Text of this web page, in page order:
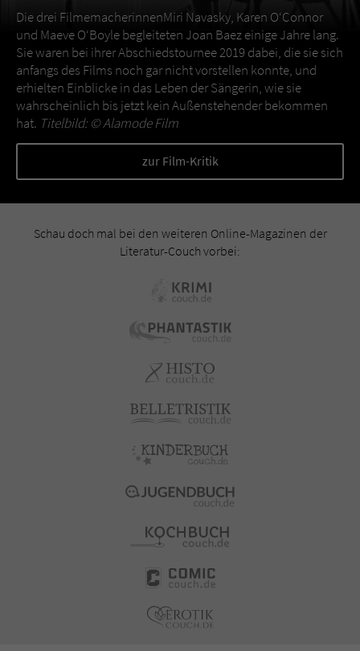
Die drei FilmemacherinnenMiri Navasky, Karen O‘Connor
und Maeve O‘Boyle begleiteten Joan Baez einige Jahre lang.
Sie waren bei ihrer Abschiedstournee 2019 dabei, die sie sich
anfangs des Films noch gar nicht vorstellen konnte, und
erhielten Einblicke in das Leben der Sängerin, wie sie
wahrscheinlich bis jetzt kein Außenstehender bekommen
hat. Titelbild: ©Alamode Film
zur Film-Kritik
Schau doch mal bei den weiteren Online-Magazinen der
Literatur-Couch vorbei: